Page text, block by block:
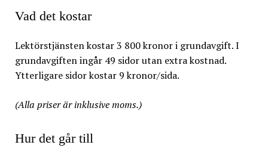
Vad det kostar
Lektörstjänsten kostar 3 800 kronor i grundavgift. I
grundavgiften ingår 49 sidor utan extra kostnad.
Ytterligare sidor kostar 9 kronor/sida.
(Alla priser är inklusive moms.)
Hur det går till